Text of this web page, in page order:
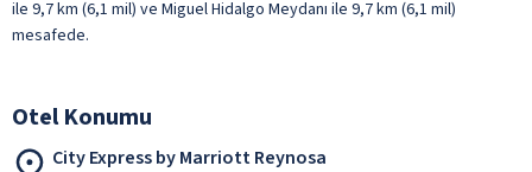
ile 9,7 km (6,1 mil) ve Miguel Hidalgo Meydanı ile 9,7 km (6,1 mil)
mesafede.
Otel Konumu
City Express by Marriott Reynosa